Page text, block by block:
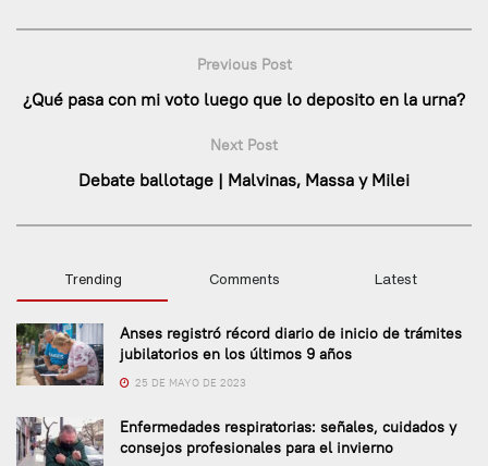
Previous Post
¿Qué pasa con mi voto luego que lo deposito en la urna?
Next Post
Debate ballotage | Malvinas, Massa y Milei
Trending Comments Latest
Anses registró récord diario de inicio de trámites
jubilatorios en los últimos 9 años
25 DE MAYO DE 2023
Enfermedades respiratorias: señales, cuidados y
consejos profesionales para el invierno